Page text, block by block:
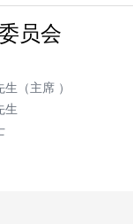
员会
（主席 ）
生